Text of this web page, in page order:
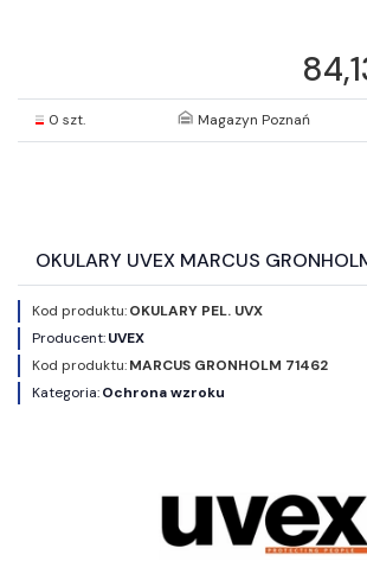
0 szt. Magazyn Poznań
OKULARY UVEX MARCUS
Kod produktu:OKULARY PEL. UVX
Producent:UVEX
Kod produktu:MARCUS GRONHOLM 71462
Kategoria:Ochrona wzroku